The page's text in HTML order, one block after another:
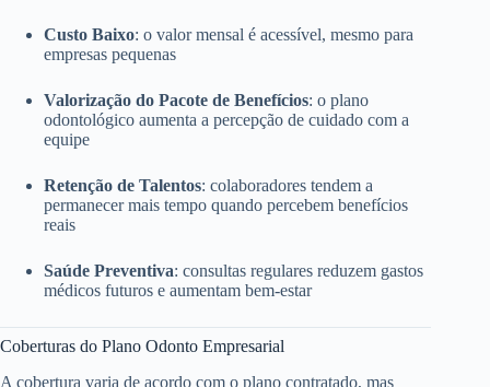
Custo Baixo: o valor mensal é acessível, mesmo para
empresas pequenas
Valorização do Pacote de Benefícios: o plano
odontológico aumenta a percepção de cuidado com a
equipe
Retenção de Talentos: colaboradores tendem a
permanecer mais tempo quando percebem benefícios
reais
Saúde Preventiva: consultas regulares reduzem gastos
médicos futuros e aumentam bem-estar
Coberturas do Plano Odonto Empresarial
A cobertura varia de acordo com o plano contratado, mas